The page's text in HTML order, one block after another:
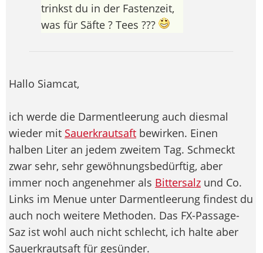
trinkst du in der Fastenzeit,
was für Säfte ? Tees ???
Hallo Siamcat,
ich werde die Darmentleerung auch diesmal
wieder mit Sauerkrautsaft bewirken. Einen
halben Liter an jedem zweitem Tag. Schmeckt
zwar sehr, sehr gewöhnungsbedürftig, aber
immer noch angenehmer als Bittersalz und Co.
Links im Menue unter Darmentleerung findest du
auch noch weitere Methoden. Das FX-Passage-
Saz ist wohl auch nicht schlecht, ich halte aber
Sauerkrautsaft für gesünder.